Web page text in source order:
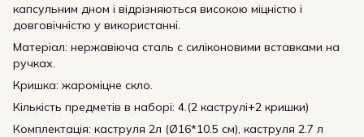
капсульним дном і відрізняються високою міцністю і
довговічністю у використанні.
Матеріал: нержавіюча сталь c силіконовими вставками на
ручках.
Кришка: жароміцне скло.
Кількість предметів в наборі: 4.(2 каструлі+2 кришки)
Комплектація: каструля 2л (Ø16*10.5 см), каструля 2.7 л